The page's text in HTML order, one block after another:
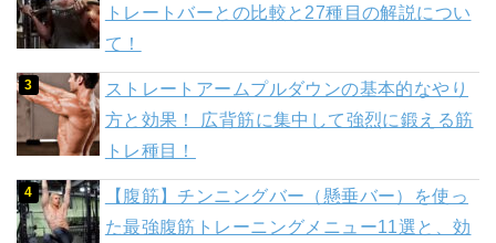
トレートバーとの比較と27種目の解説につい
て！
ストレートアームプルダウンの基本的なやり
方と効果！ 広背筋に集中して強烈に鍛える筋
トレ種目！
【腹筋】チンニングバー（懸垂バー）を使っ
た最強腹筋トレーニングメニュー11選と、効